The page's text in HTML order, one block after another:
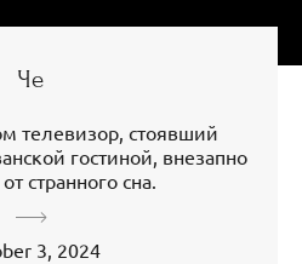
Че
телевизор, стоявший
гостиной, внезапно
странного сна.
3, 2024